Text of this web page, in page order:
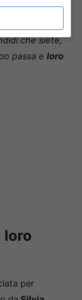
ancora: “Che
bene
che siete,
passa e loro
loro
per